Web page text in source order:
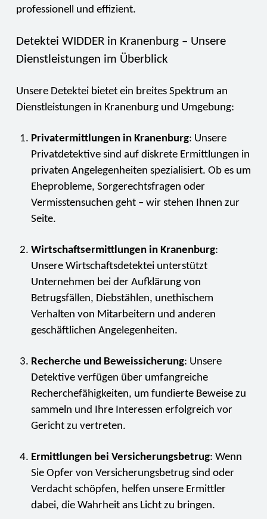
professionell und effizient.
Detektei WIDDER in Kranenburg – Unsere
Dienstleistungen im Überblick
Unsere Detektei bietet ein breites Spektrum an
Dienstleistungen in Kranenburg und Umgebung:
Privatermittlungen in Kranenburg: Unsere
Privatdetektive sind auf diskrete Ermittlungen in
privaten Angelegenheiten spezialisiert. Ob es um
Eheprobleme, Sorgerechtsfragen oder
Vermisstensuchen geht – wir stehen Ihnen zur
Seite.
Wirtschaftsermittlungen in Kranenburg:
Unsere Wirtschaftsdetektei unterstützt
Unternehmen bei der Aufklärung von
Betrugsfällen, Diebstählen, unethischem
Verhalten von Mitarbeitern und anderen
geschäftlichen Angelegenheiten.
Recherche und Beweissicherung: Unsere
Detektive verfügen über umfangreiche
Recherchefähigkeiten, um fundierte Beweise zu
sammeln und Ihre Interessen erfolgreich vor
Gericht zu vertreten.
Ermittlungen bei Versicherungsbetrug: Wenn
Sie Opfer von Versicherungsbetrug sind oder
Verdacht schöpfen, helfen unsere Ermittler
dabei, die Wahrheit ans Licht zu bringen.